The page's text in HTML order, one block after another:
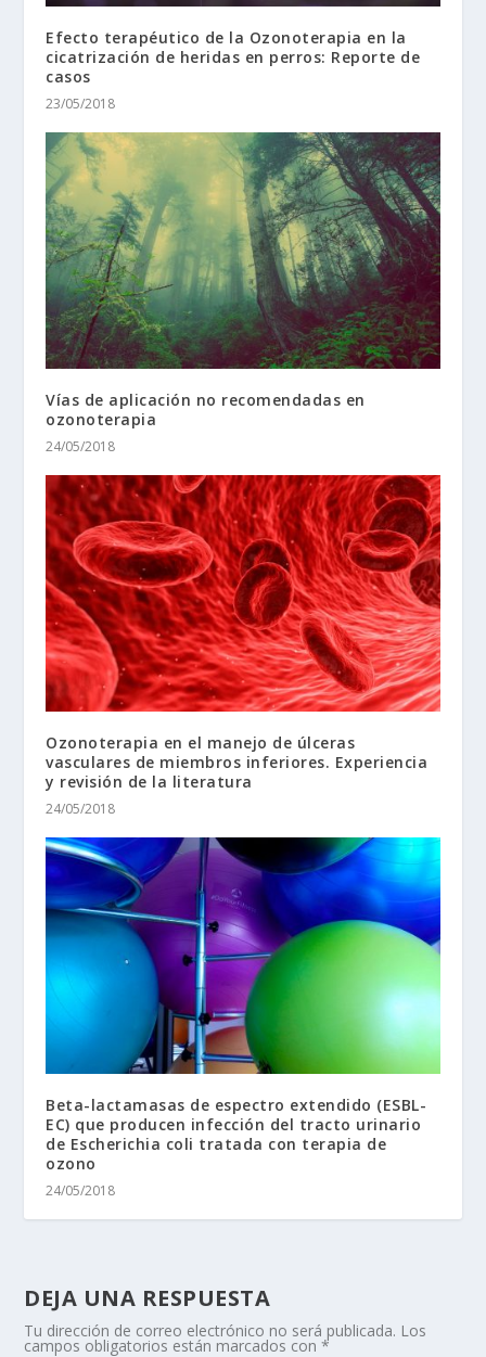
Efecto terapéutico de la Ozonoterapia en la
cicatrización de heridas en perros: Reporte de
casos
23/05/2018
Vías de aplicación no recomendadas en
ozonoterapia
24/05/2018
Ozonoterapia en el manejo de úlceras
vasculares de miembros inferiores. Experiencia
y revisión de la literatura
24/05/2018
Beta-lactamasas de espectro extendido (ESBL-
EC) que producen infección del tracto urinario
de Escherichia coli tratada con terapia de
ozono
24/05/2018
DEJA UNA RESPUESTA
Tu dirección de correo electrónico no será publicada. Los
campos obligatorios están marcados con*